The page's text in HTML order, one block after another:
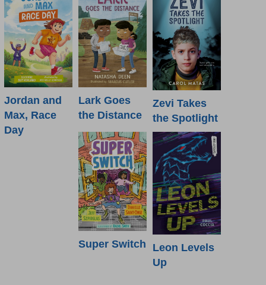
Jordan and
Max, Race
Day
Lark Goes
the Distance
Zevi Takes
the Spotlight
Super Switch
Leon Levels
Up